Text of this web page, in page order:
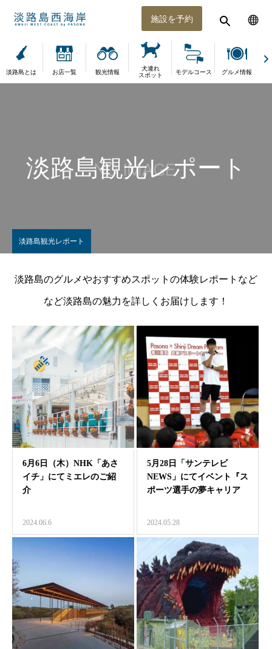
施設を予約
淡路島とは お店一覧 観光情報
犬連れ
スポット
モデルコース グルメ情報
淡路島観光レポート
淡路島観光レポート
淡路島のグルメやおすすめスポットの体験レポートなど
など淡路島の魅力を詳しくお届けします！
6月6日（木）NHK「あさ
イチ」にてミエレのご紹
介
2024.06.6
5月28日「サンテレビ
NEWS」にてイベント『ス
ポーツ選手の夢キャリア
2024.05.28